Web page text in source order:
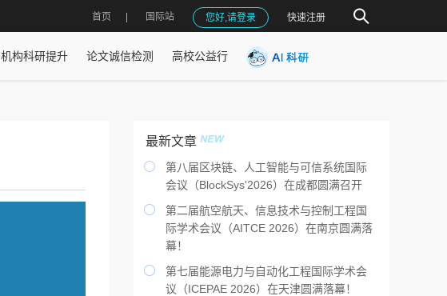
首页 国际站 您好,请登录 快速注册
机构科研提升 论文诚信检测 高校公益行
最新文章

第八届区块链、人工智能与可信系统国际
会议（BlockSys'2026）在成都圆满召开

第二届航空航天、信息技术与控制工程国
际学术会议（AITCE 2026）在南京圆满落
幕！

第七届能源电力与自动化工程国际学术会
议（ICEPAE 2026）在天津圆满落幕！